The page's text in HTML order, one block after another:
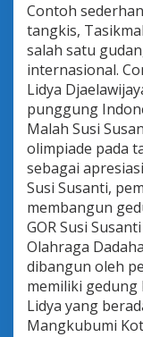
Contoh
tangkis,
salah satu
internasional.
Lidya
punggung
Malah Susi
olimpiade pada
sebagai
Susi Susanti,
membangun
GOR Susi
Olahraga
dibangun oleh
memiliki gedung
Lidya yang
Mangkubumi